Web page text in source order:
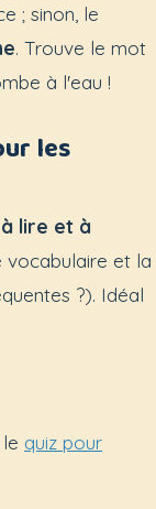
; sinon, le
. Trouve le mot
à l'eau !
les
lire et à
vocabulaire et la
?). Idéal
, le quiz pour